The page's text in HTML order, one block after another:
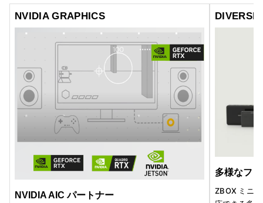
NVIDIA GRAPHICS
NVIDIA AIC パートナー
多様なフ
ZBOX ミニ